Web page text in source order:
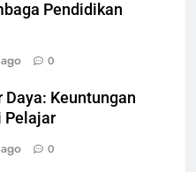
Pendidikan
0
Keuntungan
Pelajar
0